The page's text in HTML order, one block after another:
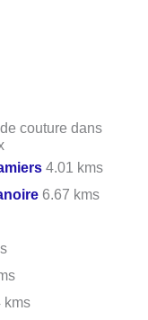
couture dans
4.01 kms
6.67 kms
kms